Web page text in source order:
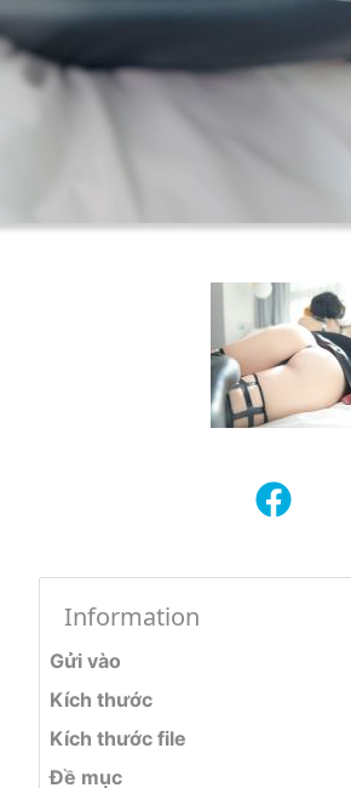
Information
Gửi vào
Kích thước
Kích thước file
Đề mục